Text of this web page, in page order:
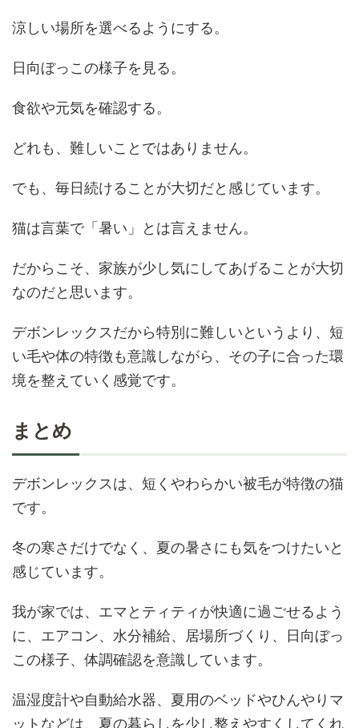
涼しい場所を選べるようにする。
日向ぼっこの様子を見る。
食欲や元気を確認する。
どれも、難しいことではありません。
でも、毎日続けることが大切だと感じています。
猫は言葉で「暑い」とは言えません。
だからこそ、家族が少し気にしてあげることが大切
なのだと思います。
デボンレックスだから特別に難しいというより、短
い毛や体の特徴も意識しながら、その子に合った環
境を整えていく感覚です。
まとめ
デボンレックスは、短くやわらかい被毛が特徴の猫
です。
冬の寒さだけでなく、夏の暑さにも気をつけたいと
感じています。
我が家では、エマとティティが快適に過ごせるよう
に、エアコン、水分補給、居場所づくり、日向ぼっ
この様子、体調確認を意識しています。
温湿度計や自動給水器、夏用のベッドやひんやりマ
ットなどは、夏の暮らしを少し整えやすくしてくれ